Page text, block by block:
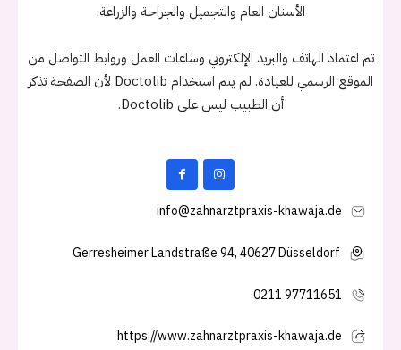
الأسنان العام والتجميل والجراحة والزراعة.
تم اعتماد الهاتف والبريد الإلكتروني وساعات العمل وروابط التواصل من
الموقع الرسمي للعيادة. لم يتم استخدام Doctolib لأن الصفحة تذكر
أن الطبيب ليس على Doctolib.
info@zahnarztpraxis-khawaja.de
Gerresheimer Landstraße 94, 40627 Düsseldorf
0211 97711651
https://www.zahnarztpraxis-khawaja.de